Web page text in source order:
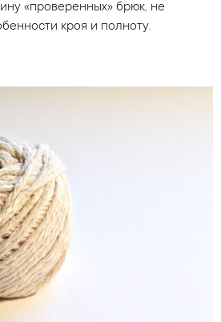
«проверенных» брюк, не
кроя и полноту.